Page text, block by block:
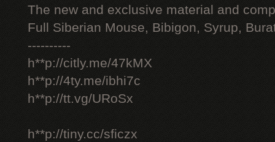
The new and exclusive material and
Full Siberian Mouse, Bibigon, Syrup,
----------
h**p://citly.me/47kMX
h**p://4ty.me/ibhi7c
h**p://tt.vg/URoSx
h**p://tiny.cc/sficzx